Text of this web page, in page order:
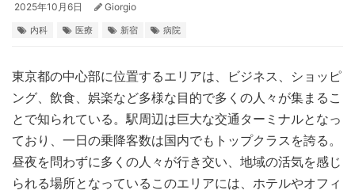
2025年10月6日 Giorgio
内科 医療 新宿 病院
東京都の中心部に位置するエリアは、ビジネス、ショッピ
ング、飲食、娯楽など多様な目的で多くの人々が集まるこ
とで知られている。駅周辺は巨大な交通ターミナルとなっ
ており、一日の乗降客数は国内でもトップクラスを誇る。
昼夜を問わずに多くの人々が行き交い、地域の活気を感じ
られる場所となっているこのエリアには、ホテルやオフィ